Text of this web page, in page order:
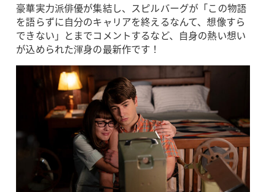
豪華実力派俳優が集結し、スピルバーグが「この物語
を語らずに自分のキャリアを終えるなんて、想像すら
できない」とまでコメントするなど、自身の熱い想い
が込められた渾身の最新作です！